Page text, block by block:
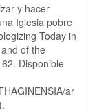
y hacer
Iglesia pobre
Today in
of the
Disponible
ar